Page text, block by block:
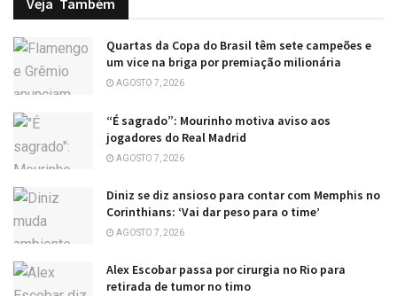
Veja Também
Quartas da Copa do Brasil têm sete campeões e
um vice na briga por premiação milionária
AGOSTO 7, 2026
“É sagrado”: Mourinho motiva aviso aos
jogadores do Real Madrid
AGOSTO 7, 2026
Diniz se diz ansioso para contar com Memphis no
Corinthians: ‘Vai dar peso para o time’
AGOSTO 7, 2026
Alex Escobar passa por cirurgia no Rio para
retirada de tumor no timo